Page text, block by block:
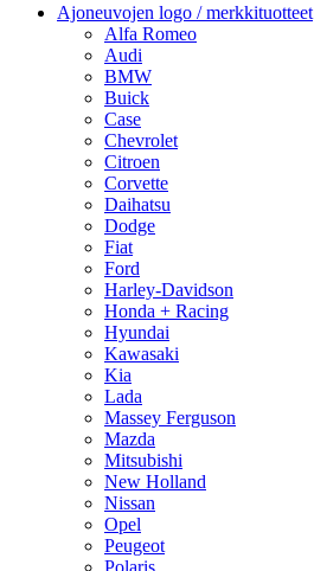
Ajoneuvojen logo / merkkituotteet
Alfa Romeo
Audi
BMW
Buick
Case
Chevrolet
Citroen
Corvette
Daihatsu
Dodge
Fiat
Ford
Harley-Davidson
Honda + Racing
Hyundai
Kawasaki
Kia
Lada
Massey Ferguson
Mazda
Mitsubishi
New Holland
Nissan
Opel
Peugeot
Polaris